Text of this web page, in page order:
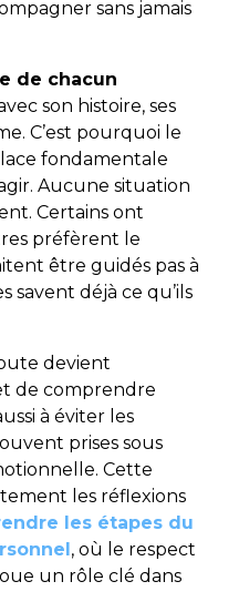
sans jamais
de chacun
son histoire, ses
C’est pourquoi le
fondamentale
Aucune situation
Certains ont
préfèrent le
être guidés pas à
savent déjà ce qu’ils
devient
de comprendre
à éviter les
prises sous
Cette
les réflexions
les étapes du
, où le respect
un rôle clé dans